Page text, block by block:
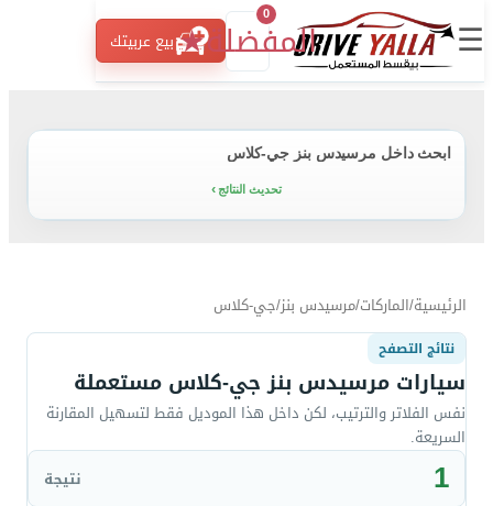
☰ المفضلة
0
★ بيع عربيتك
ابحث داخل مرسيدس بنز جي-كلاس
تحديث النتائج
الرئيسية/الماركات/مرسيدس بنز/جي-كلاس
نتائج التصفح
سيارات مرسيدس بنز جي-كلاس مستعملة
نفس الفلاتر والترتيب، لكن داخل هذا الموديل فقط لتسهيل المقارنة
السريعة.
1
نتيجة